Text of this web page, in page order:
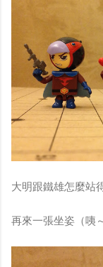
大明跟鐵雄怎麼站
再來一張坐姿（咦